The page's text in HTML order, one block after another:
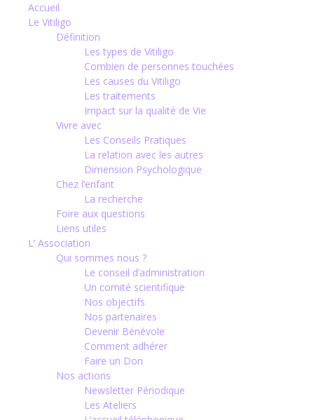
Accueil
Le Vitiligo
Définition
Les types de Vitiligo
Combien de personnes touchées
Les causes du Vitiligo
Les traitements
Impact sur la qualité de Vie
Vivre avec
Les Conseils Pratiques
La relation avec les autres
Dimension Psychologique
Chez l’enfant
La recherche
Foire aux questions
Liens utiles
L’ Association
Qui sommes nous ?
Le conseil d’administration
Un comité scientifique
Nos objectifs
Nos partenaires
Devenir Bénévole
Comment adhérer
Faire un Don
Nos actions
Newsletter Périodique
Les Ateliers